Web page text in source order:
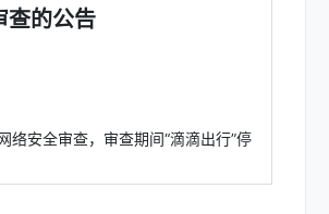
查的公告
络安全审查，审查期间“滴滴出行”停